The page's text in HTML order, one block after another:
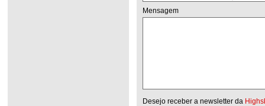
Mensagem
Desejo receber a newsletter da